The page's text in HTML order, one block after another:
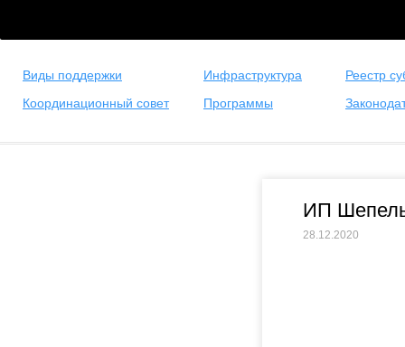
Виды поддержки Инфраструктура
Реестр
Координационный совет
Программы
ИП
28.12.2020